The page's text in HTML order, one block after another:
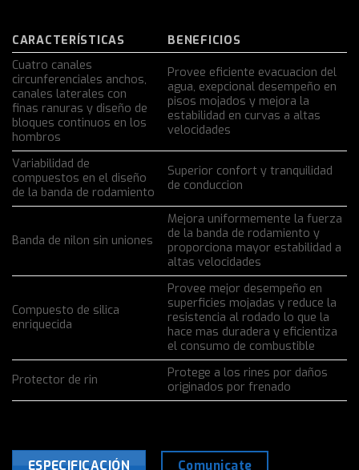
CARACTERÍSTICAS
BENEFICIOS
Cuatro canales
circunferenciales anchos,
canales laterales con
finas ranuras y diseño de
bloques continuos en los
hombros
Provee eficiente evacuacion del
agua, exepcional desempeño en
pisos mojados y mejora la
estabilidad en curvas a altas
velocidades
Variabilidad de
compuestos en el diseño
de la banda de rodamiento
Superior confort y tranquilidad
de conduccion
Banda de nilon sin uniones
Mejora uniformemente la fuerza
de la banda de rodamiento y
proporciona mayor estabilidad a
altas velocidades
Compuesto de silica
enriquecida
Provee mejor desempeño en
superficies mojadas y reduce la
resistencia al rodado lo que la
hace mas duradera y eficientiza
el consumo de combustible
Protector de rin
Protege a los rines por daños
originados por frenado
ESPECIFICACIÓN Comunicate